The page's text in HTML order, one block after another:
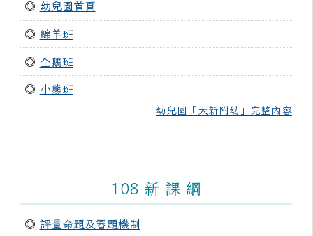
◎ 幼兒園首頁
◎ 綿羊班
◎ 企鵝班
◎ 小熊班
幼兒園「大新附幼」完整內容
108 新 課 綱
◎ 評量命題及審題機制